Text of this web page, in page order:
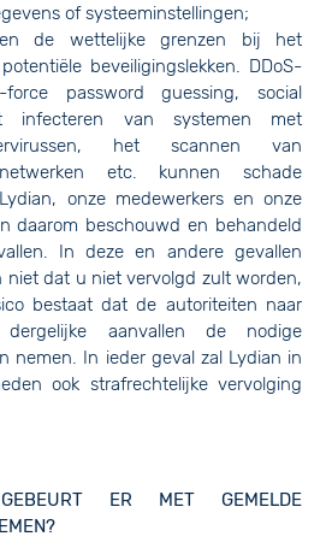
of systeeminstellingen;
de wettelijke grenzen bij het
beveiligingslekken. DDoS-
force password guessing, social
infecteren van systemen met
het scannen van
etc. kunnen schade
onze medewerkers en onze
daarom beschouwd en behandeld
In deze en andere gevallen
niet dat u niet vervolgd zult worden,
bestaat dat de autoriteiten naar
aanvallen de nodige
nemen. In ieder geval zal Lydian in
ook strafrechtelijke vervolging
ER MET GEMELDE